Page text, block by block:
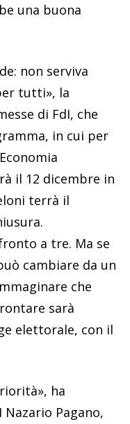
una buona
non serviva
tutti», la
di FdI, che
in cui per
il 12 dicembre in
terrà il
a tre. Ma se
cambiare da un
che
sarà
elettorale, con il
ha
Pagano,